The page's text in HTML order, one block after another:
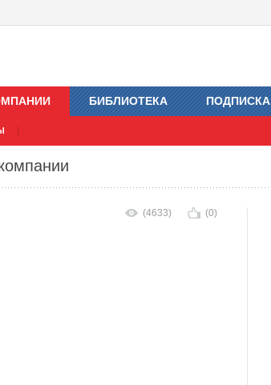
БИБЛИОТЕКА ПОДПИСКА
(4633) (0)